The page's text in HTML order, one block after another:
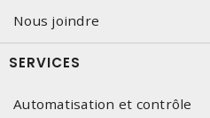
Nous joindre
SERVICES
Automatisation et contrôle